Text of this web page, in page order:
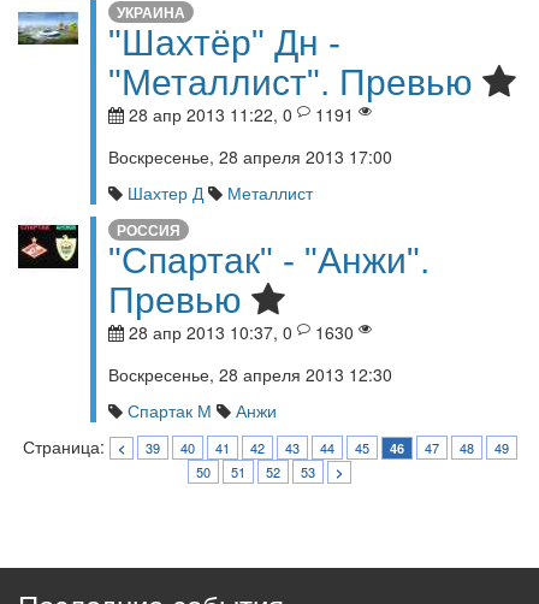
УКРАИНА
"Шахтёр" Дн -
"Металлист". Превью
28 апр 2013 11:22, 0
1191
Воскресенье, 28 апреля 2013 17:00
Шахтер Д
Металлист
РОССИЯ
"Спартак" - "Анжи".
Превью
28 апр 2013 10:37, 0
1630
Воскресенье, 28 апреля 2013 12:30
Спартак М
Анжи
Страница:
< 39 40 41 42 43 44 45 46 47 48
49
50
51 52 53 >